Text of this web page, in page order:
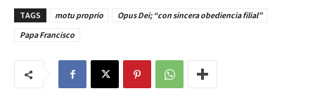
TAGS motu proprio
Opus Dei; “con sincera obediencia filial”
Papa Francisco